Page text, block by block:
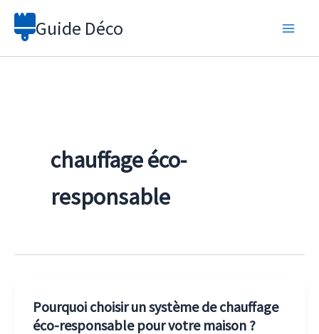
Aller
Guide Déco
chauffage éco-
responsable
Pourquoi choisir un système de chauffage
éco-responsable pour votre maison ?